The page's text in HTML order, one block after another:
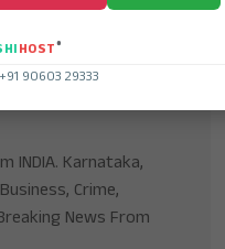
INDIA. Karnataka,
Crime,
News From
HOST®
90603 29333